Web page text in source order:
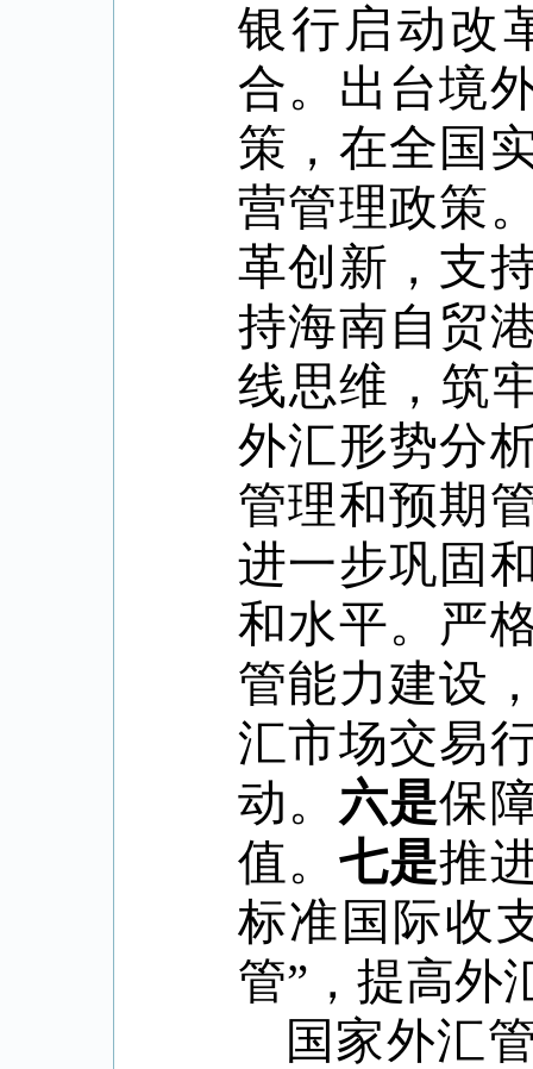
银行启动改
合。出台境
策，在全国
营管理政策
革创新，支
持海南自贸
线思维，筑
外汇形势分
管理和预期
进一步巩固
和水平。严
管能力建设
汇市场交易
动。 六是保
值。 七是推
标准国际收
管” ，提高外
国家外汇